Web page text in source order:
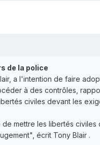
de la police
a l'intention de faire
à des contrôles,
civiles devant les
mettre les libertés
écrit Tony Blair .